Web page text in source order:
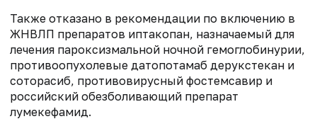
Также отказано в рекомендации по включению в
ЖНВЛП препаратов иптакопан, назначаемый для
лечения пароксизмальной ночной гемоглобинурии,
противоопухолевые датопотамаб дерукстекан и
соторасиб, противовирусный фостемсавир и
российский обезболивающий препарат
лумекефамид.